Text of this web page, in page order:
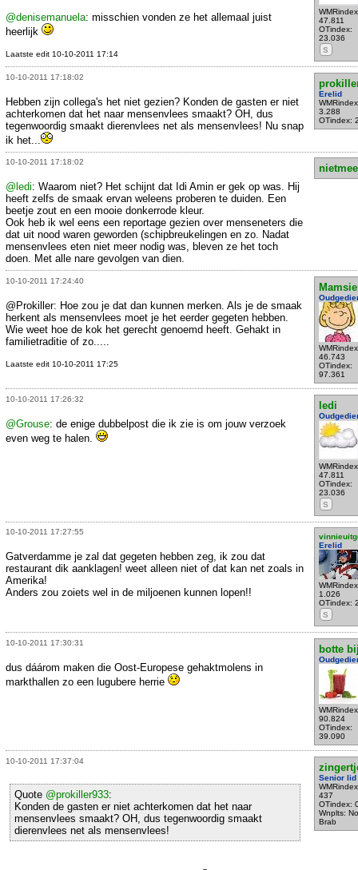
47.811
OTindex:
23.036
S
@denisemanuela: misschien vonden ze het allemaal juist
heerlijk
Laatste edit 10-10-2011 17:14
10-10-2011 17:18:02
Erelid
3.288
OTindex:
Hebben zijn collega's het niet gezien? Konden de gasten er niet
achterkomen dat het naar mensenvlees smaakt? OH, dus
tegenwoordig smaakt dierenvlees net als mensenvlees! Nu snap
ik het...
10-10-2011 17:18:02
@ledi: Waarom niet? Het schijnt dat Idi Amin er gek op was. Hij
heeft zelfs de smaak ervan weleens proberen te duiden. Een
beetje zout en een mooie donkerrode kleur.
Ook heb ik wel eens een reportage gezien over menseneters die
dat uit nood waren geworden (schipbreukelingen en zo. Nadat
mensenvlees eten niet meer nodig was, bleven ze het toch
doen. Met alle nare gevolgen van dien.
10-10-2011 17:24:40
Mamsie
46.743
OTindex:
97.361
@Prokiller: Hoe zou je dat dan kunnen merken. Als je de smaak
herkent als mensenvlees moet je het eerder gegeten hebben.
Wie weet hoe de kok het gerecht genoemd heeft. Gehakt in
familietraditie of zo.....
Laatste edit 10-10-2011 17:25
10-10-2011 17:26:32
ledi
47.811
OTindex:
23.036
S
@Grouse: de enige dubbelpost die ik zie is om jouw verzoek
even weg te halen.
10-10-2011 17:27:55
Erelid
1.026
OTindex:
S
Gatverdamme je zal dat gegeten hebben zeg, ik zou dat
restaurant dik aanklagen! weet alleen niet of dat kan net zoals in
Amerika!
Anders zou zoiets wel in de miljoenen kunnen lopen!!
10-10-2011 17:30:31
botte
90.824
OTindex:
39.090
dus dáárom maken die Oost-Europese gehaktmolens in
markthallen zo een lugubere herrie
10-10-2011 17:37:04
Senior lid
437
OTindex:
Wnplts:
Brab
Quote @prokiller933:
Konden de gasten er niet achterkomen dat het naar
mensenvlees smaakt? OH, dus tegenwoordig smaakt
dierenvlees net als mensenvlees!